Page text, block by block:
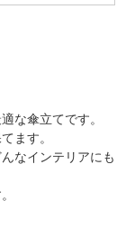
な傘立てです。
ます。
なインテリアにも